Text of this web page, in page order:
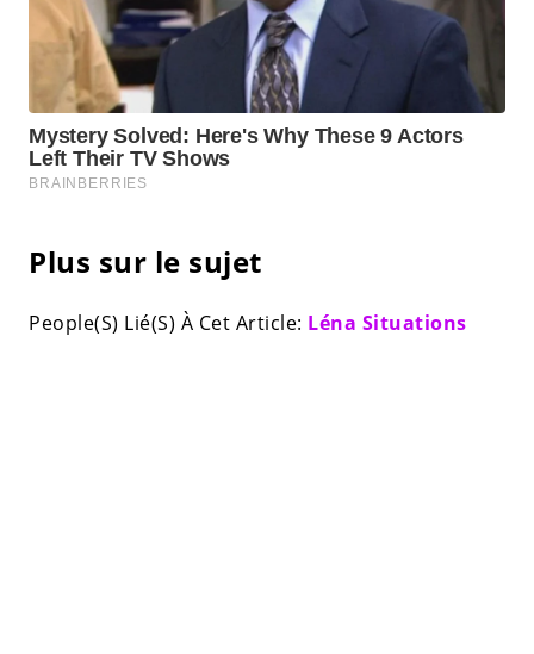
Plus sur le sujet
People(S) Lié(S) À Cet Article: Léna Situations